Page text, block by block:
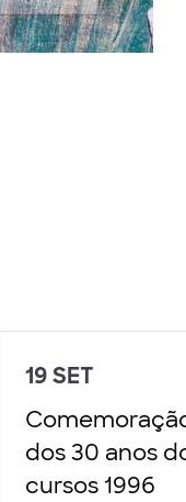
19 SET
dos 30 anos
cursos 1996